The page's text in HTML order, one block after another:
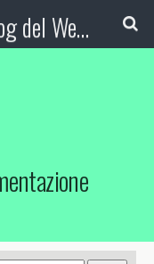
Booking Blog™ - Il blog del Web Marketing Turistico